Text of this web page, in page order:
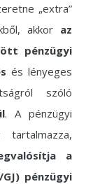
„extra”
akkor az
pénzügyi
és lényeges
szóló
. A pénzügyi
tartalmazza,
a
pénzügyi